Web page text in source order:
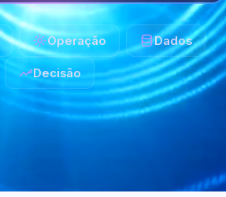
Operação Dados
Decisão